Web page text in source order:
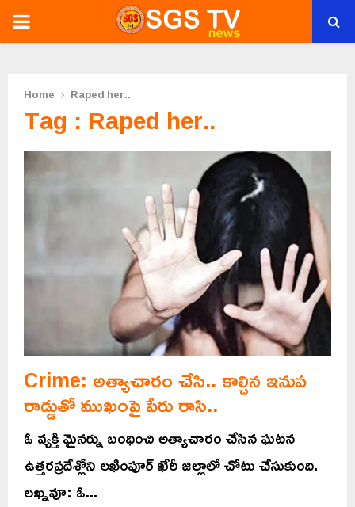
PRIMARY
Home Raped her..
Tag : Raped her..
Crime: అత్యాచారం చేసి.. కాల్చిన ఇనుప
రాడ్డుతో ముఖంపై పేరు రాసి..
ఓ వ్యక్తి మైనర్ను బంధించి అత్యాచారం చేసిన ఘటన
ఉత్తరప్రదేశ్లోని లఖింపూర్ ఖేరీ జిల్లాలో చోటు చేసుకుంది.
లఖ్నవూ: ఓ...